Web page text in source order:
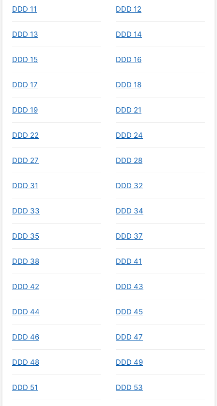
DDD 11 DDD 12
DDD 13 DDD 14
DDD 15 DDD 16
DDD 17 DDD 18
DDD 19 DDD 21
DDD 22 DDD 24
DDD 27 DDD 28
DDD 31 DDD 32
DDD 33 DDD 34
DDD 35 DDD 37
DDD 38 DDD 41
DDD 42 DDD 43
DDD 44 DDD 45
DDD 46 DDD 47
DDD 48 DDD 49
DDD 51 DDD 53